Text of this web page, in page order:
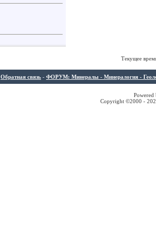
Текущее
Обратная связь - ФОРУМ: Минералы - Минералогия -
Copyright ©2000 -